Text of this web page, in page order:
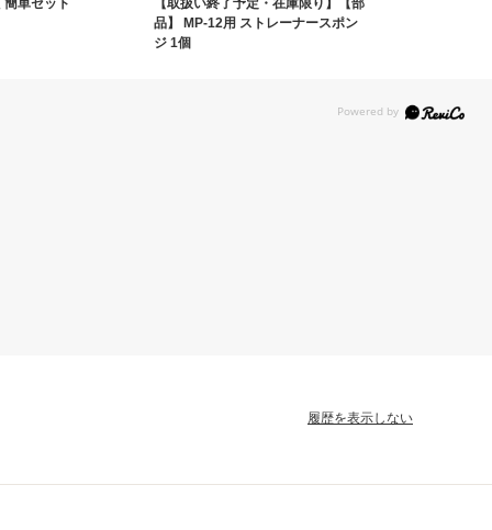
単セット
【取扱い終了予定・在庫限り】【部
品】 MP‐12用 ストレーナースポン
ジ 1個
履歴を表示しない